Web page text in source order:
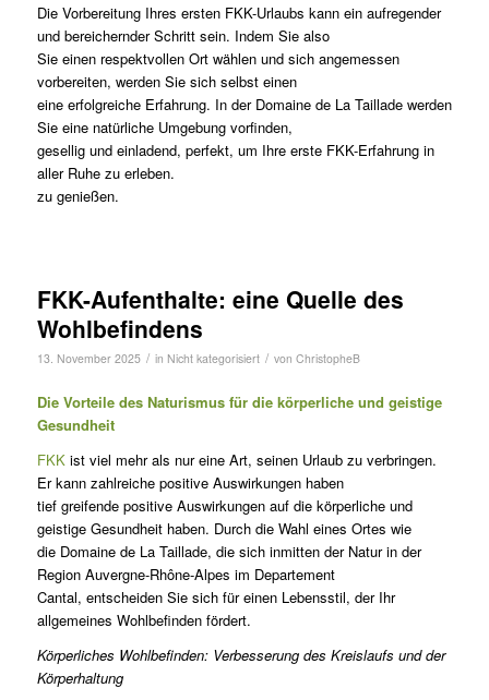
Die Vorbereitung Ihres ersten FKK-Urlaubs kann ein aufregender
und bereichernder Schritt sein. Indem Sie also
Sie einen respektvollen Ort wählen und sich angemessen
vorbereiten, werden Sie sich selbst einen
eine erfolgreiche Erfahrung. In der Domaine de La Taillade werden
Sie eine natürliche Umgebung vorfinden,
gesellig und einladend, perfekt, um Ihre erste FKK-Erfahrung in
aller Ruhe zu erleben.
zu genießen.
FKK-Aufenthalte: eine Quelle des
Wohlbefindens
13. November 2025 / in Nicht kategorisiert / von ChristopheB
Die Vorteile des Naturismus für die körperliche und geistige
Gesundheit
FKKist viel mehr als nur eine Art, seinen Urlaub zu verbringen.
Er kann zahlreiche positive Auswirkungen haben
tief greifende positive Auswirkungen auf die körperliche und
geistige Gesundheit haben. Durch die Wahl eines Ortes wie
die Domaine de La Taillade, die sich inmitten der Natur in der
Region Auvergne-Rhône-Alpes im Departement
Cantal, entscheiden Sie sich für einen Lebensstil, der Ihr
allgemeines Wohlbefinden fördert.
Körperliches Wohlbefinden: Verbesserung des Kreislaufs und der
Körperhaltung